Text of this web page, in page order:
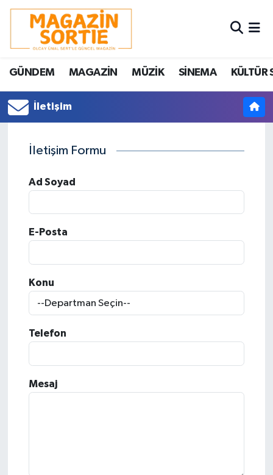
GÜNDEM MAGAZİN MÜZİK SİNEMA KÜLTÜR
İletişim
İletişim Formu
Ad Soyad
E-Posta
Konu
Telefon
Mesaj
Nöbetçi Eczaneler
Hava Durumu
Trafik Durumu
Haber Arşivi